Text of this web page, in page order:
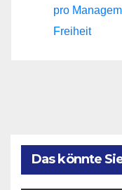
pro
Freiheit
Das könnte